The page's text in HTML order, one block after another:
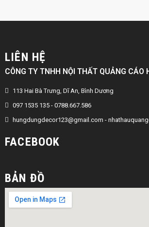
LIÊN HỆ
CÔNG TY TNHH NỘI THẤT QUẢNG CÁO
113 Hai Bà Trưng, Dĩ An, Bình Dương
097 1535 135 - 0788.667.586
hungdungdecor123@gmail.com -
FACEBOOK
BẢN ĐỒ